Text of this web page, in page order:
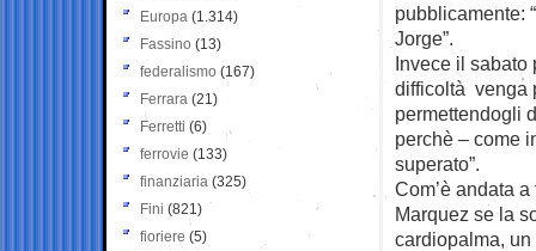
pubblicamente:
Jorge”.
Invece il sabato
difficoltà venga
permettendogli
perchè – come
superato”.
Com’è andata
Marquez se la
cardiopalma, un
Europa (1.314)
Fassino (13)
federalismo (167)
Ferrara (21)
Ferretti (6)
ferrovie (133)
finanziaria (325)
Fini (821)
fioriere (5)